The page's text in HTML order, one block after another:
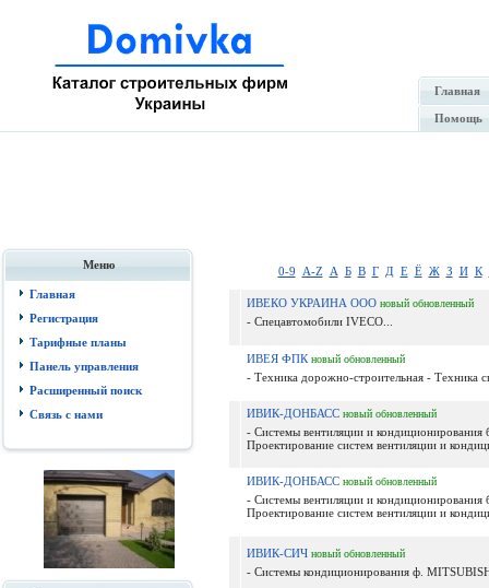
Главная
Помощь
Меню
Главная
Регистрация
Тарифные планы
Панель управления
Расширенный поиск
Связь с нами
0-9 A-Z А Б В Г Д Е Ё Ж З И К
ИВЕКО УКРАИНА ООО новый обновленный
- Спецавтомобили IVECO...
ИВЕЯ ФПК новый обновленный
- Техника дорожно-строительная - Техника
ИВИК-ДОНБАСС новый обновленный
- Системы вентиляции и кондиционирования
Проектирование систем вентиляции и
ИВИК-ДОНБАСС новый обновленный
- Системы вентиляции и кондиционирования
Проектирование систем вентиляции и
ИВИК-СИЧ новый обновленный
- Системы кондиционирования ф.